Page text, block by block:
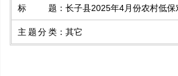
标题 ： 长子县2025年4月份农村低保
主题分类 ： 其它